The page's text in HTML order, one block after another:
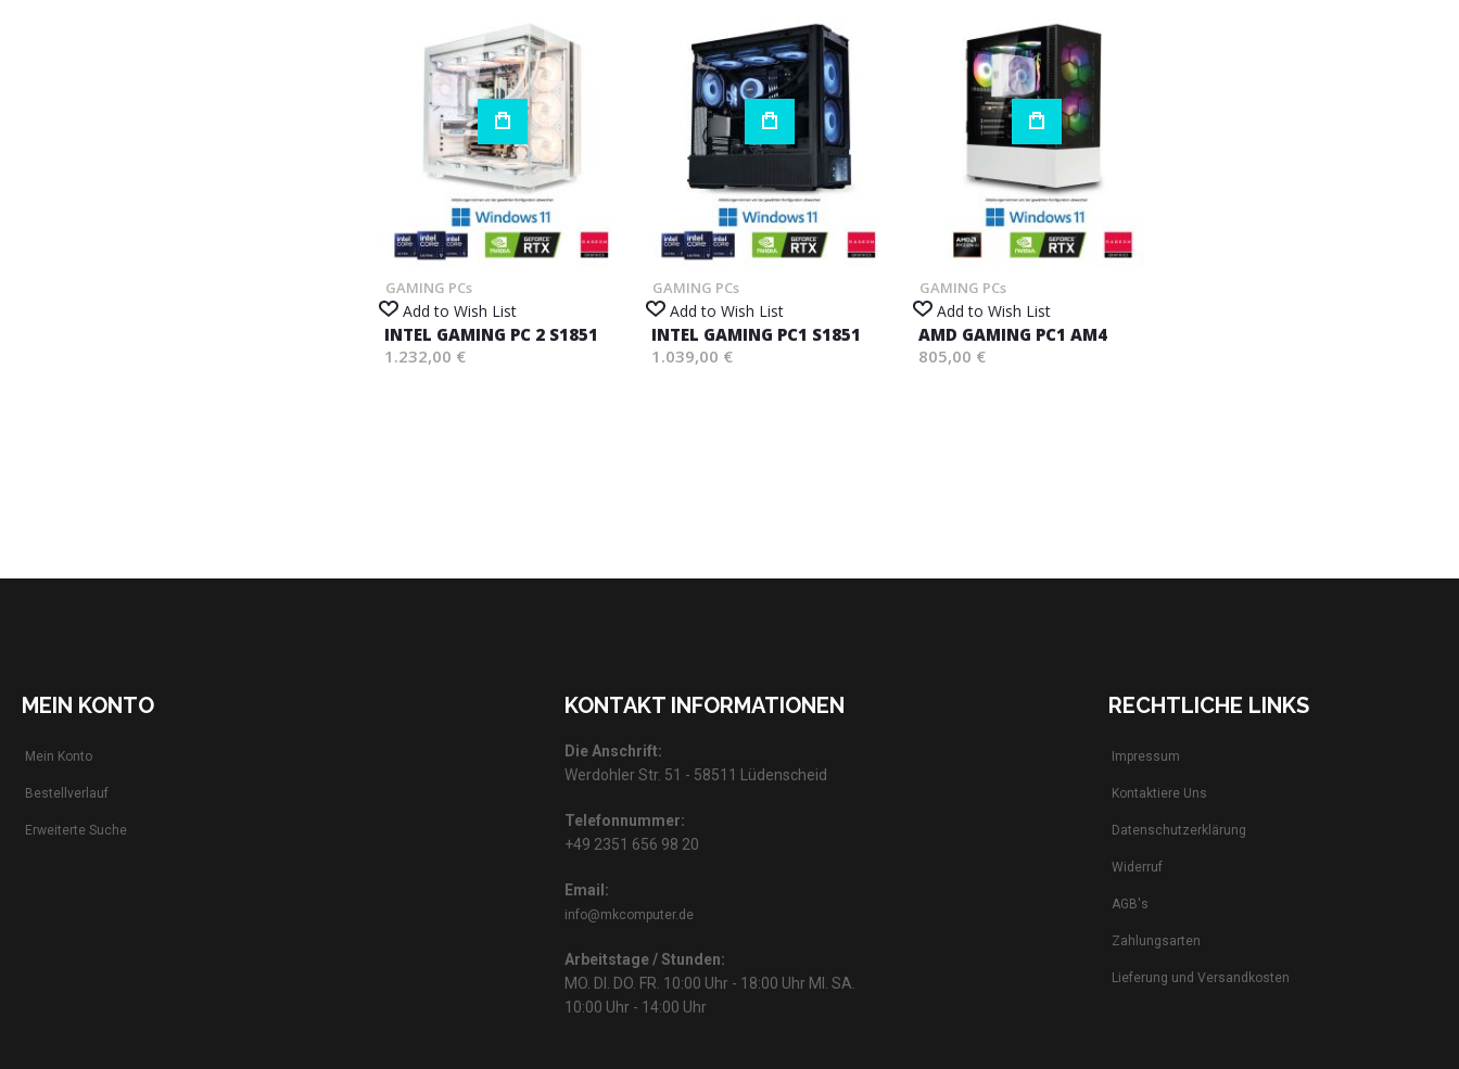
GAMING PCs
Add to Wish List
INTEL GAMING PC 2 S1851
1.232,00 €
GAMING PCs
Add to Wish List
INTEL GAMING PC1 S1851
1.039,00 €
GAMING PCs
Add to Wish List
AMD GAMING PC1 AM4
805,00 €
MEIN KONTO
Mein Konto
Bestellverlauf
Erweiterte Suche
KONTAKT INFORMATIONEN
Die Anschrift:
Werdohler Str. 51 - 58511 Lüdenscheid
Telefonnummer:
+49 2351 656 98 20
Email:
info@mkcomputer.de
Arbeitstage / Stunden:
MO. DI. DO. FR. 10:00 Uhr - 18:00 Uhr MI. SA.
10:00 Uhr - 14:00 Uhr
RECHTLICHE LINKS
Impressum
Kontaktiere Uns
Datenschutzerklärung
Widerruf
AGB's
Zahlungsarten
Lieferung und Versandkosten